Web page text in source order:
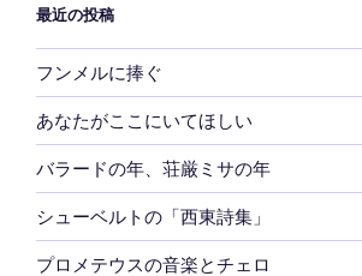
最近の投稿
フンメルに捧ぐ
あなたがここにいてほしい
バラードの年、荘厳ミサの年
シューベルトの「西東詩集」
プロメテウスの音楽とチェロ